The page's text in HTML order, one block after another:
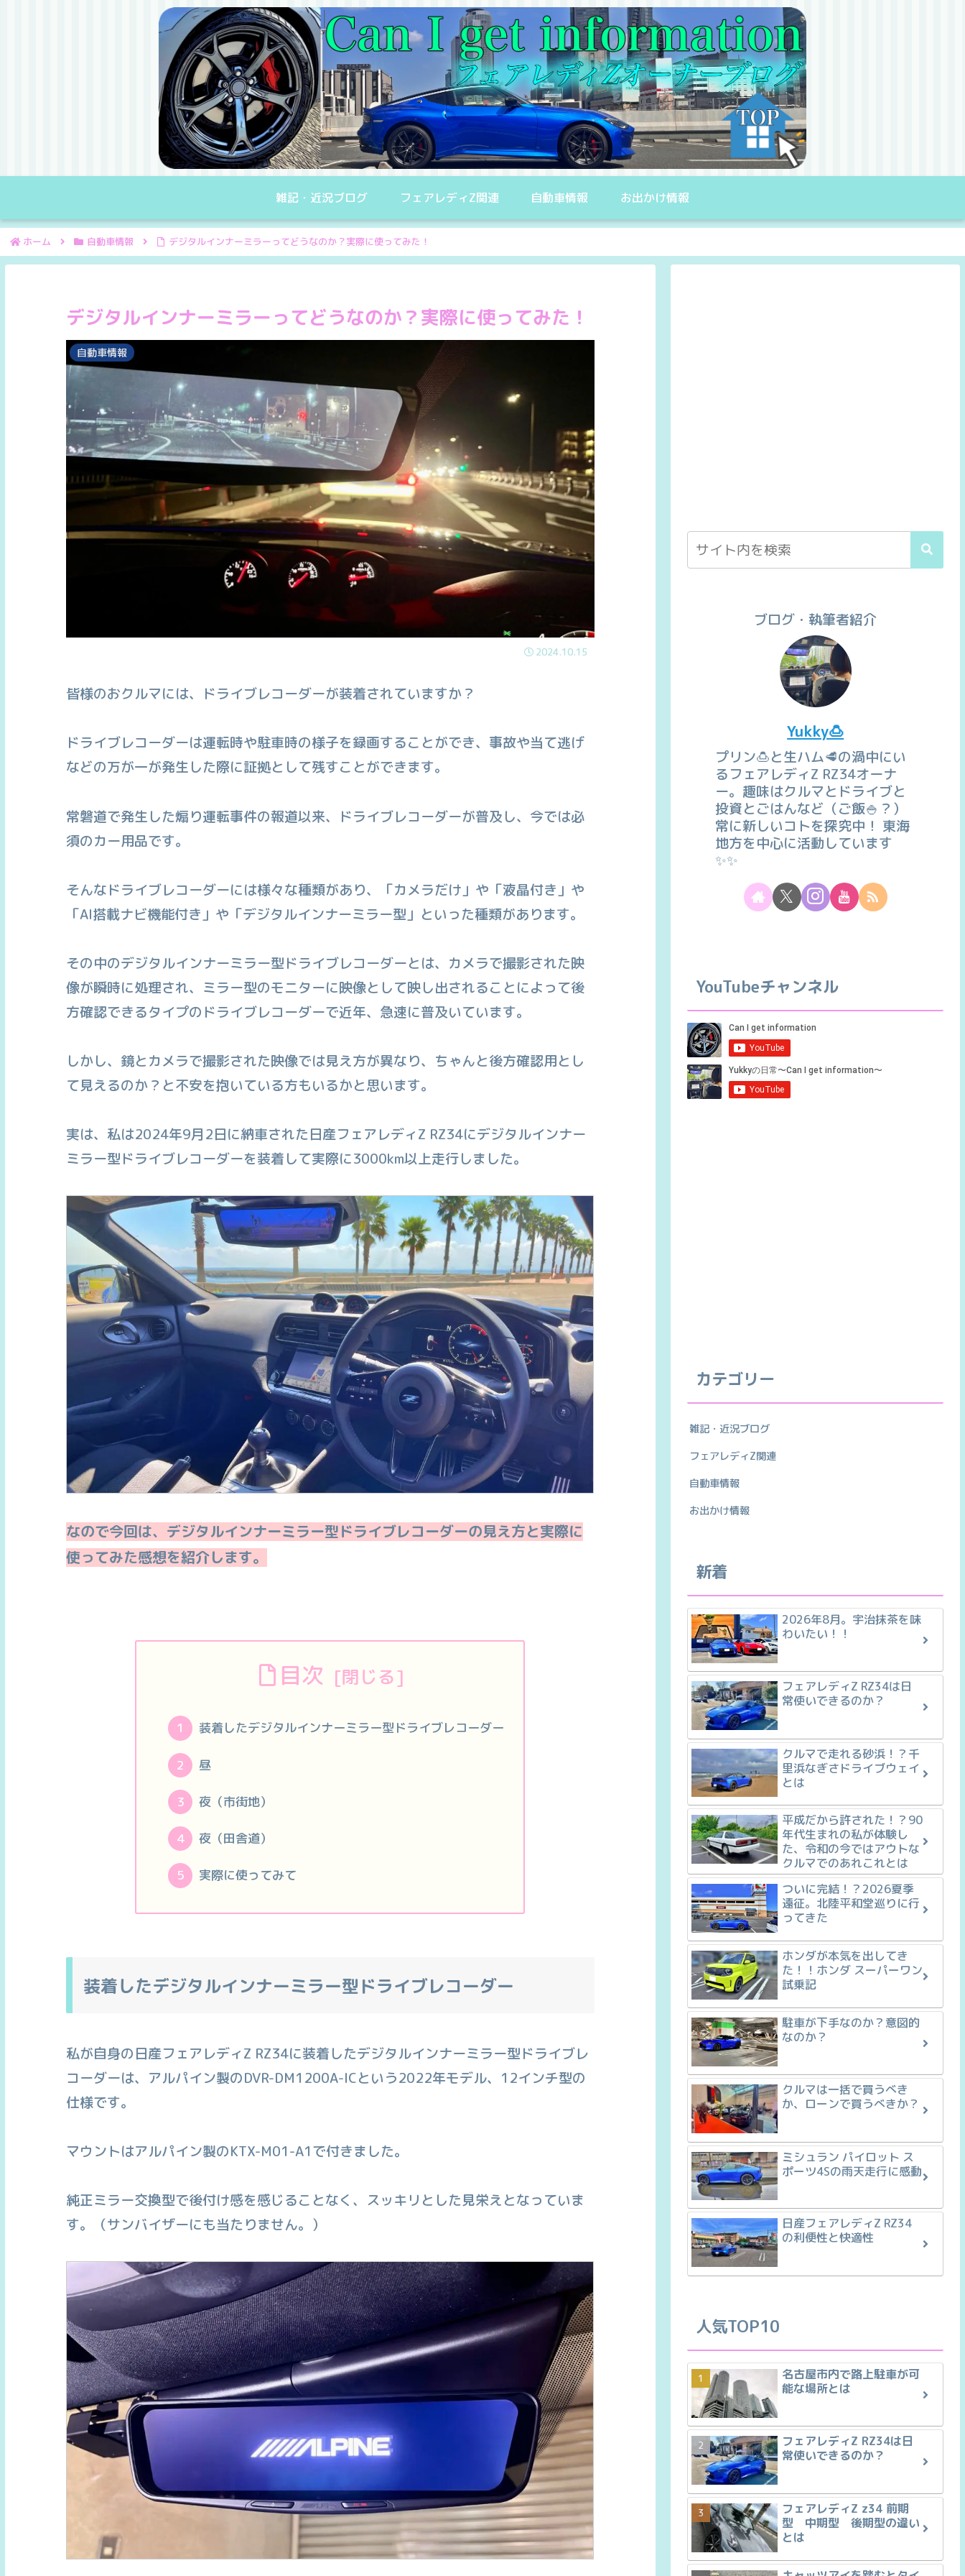
雑記・近況ブログ フェアレディZ関連 自動車情報 お出かけ情報
ホーム 自動車情報 デジタルインナーミラーってどうなのか？実際に使ってみた！
デジタルインナーミラーってどうなのか？実際に使ってみた！
自動車情報
2024.10.15
皆様のおクルマには、ドライブレコーダーが装着されていますか？
ドライブレコーダーは運転時や駐車時の様子を録画することができ、事故や当て逃げ
などの万が一が発生した際に証拠として残すことができます。
常磐道で発生した煽り運転事件の報道以来、ドライブレコーダーが普及し、今では必
須のカー用品です。
そんなドライブレコーダーには様々な種類があり、「カメラだけ」や「液晶付き」や
「AI搭載ナビ機能付き」や「デジタルインナーミラー型」といった種類があります。
その中のデジタルインナーミラー型ドライブレコーダーとは、カメラで撮影された映
像が瞬時に処理され、ミラー型のモニターに映像として映し出されることによって後
方確認できるタイプのドライブレコーダーで近年、急速に普及いています。
しかし、鏡とカメラで撮影された映像では見え方が異なり、ちゃんと後方確認用とし
て見えるのか？と不安を抱いている方もいるかと思います。
実は、私は2024年9月2日に納車された日産フェアレディZ RZ34にデジタルインナー
ミラー型ドライブレコーダーを装着して実際に3000km以上走行しました。
なので今回は、デジタルインナーミラー型ドライブレコーダーの見え方と実際に
使ってみた感想を紹介します。
目次
装着したデジタルインナーミラー型ドライブレコーダー
昼
夜（市街地）
夜（田舎道）
実際に使ってみて
装着したデジタルインナーミラー型ドライブレコーダー
私が自身の日産フェアレディZ RZ34に装着したデジタルインナーミラー型ドライブレ
コーダーは、アルパイン製のDVR-DM1200A-ICという2022年モデル、12インチ型の
仕様です。
マウントはアルパイン製のKTX-M01-A1で付きました。
純正ミラー交換型で後付け感を感じることなく、スッキリとした見栄えとなっていま
す。（サンバイザーにも当たりません。）
ブログ・執筆者紹介
Yukky🍮
プリン🍮と生ハム🥩の渦中にい
るフェアレディZ RZ34オーナ
ー。趣味はクルマとドライブと
投資とごはんなど（ご飯🍚？）
常に新しいコトを探究中！ 東海
地方を中心に活動しています
✨✨
YouTubeチャンネル
カテゴリー
雑記・近況ブログ
フェアレディZ関連
自動車情報
お出かけ情報
新着
2026年8月。宇治抹茶を味
わいたい！！
フェアレディZ RZ34は日
常使いできるのか？
クルマで走れる砂浜！？千
里浜なぎさドライブウェイ
とは
平成だから許された！？90
年代生まれの私が体験し
た、令和の今ではアウトな
クルマでのあれこれとは
ついに完結！？2026夏季
遠征。北陸平和堂巡りに行
ってきた
ホンダが本気を出してき
た！！ホンダ スーパーワン
試乗記
駐車が下手なのか？意図的
なのか？
クルマは一括で買うべき
か、ローンで買うべきか？
ミシュラン パイロット ス
ポーツ4Sの雨天走行に感動
日産フェアレディZ RZ34
の利便性と快適性
人気TOP10
名古屋市内で路上駐車が可
能な場所とは
フェアレディZ RZ34は日
常使いできるのか？
フェアレディZ z34 前期
型 中期型 後期型の違い
とは